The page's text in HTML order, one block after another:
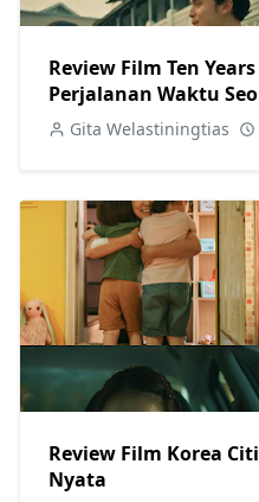
Review Film Ten
Perjalanan Waktu
Gita Welastiningtias
Review Film Korea
Nyata